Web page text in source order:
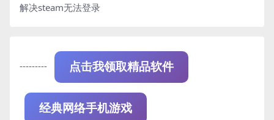
解决steam无法登录
--------- 点击我领取精品软件
经典网络手机游戏